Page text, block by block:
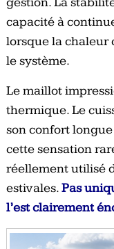
capacité à
lorsque la chaleur
le système.
Le maillot
thermique. Le
son confort
cette sensation
réellement utilisé
estivales.Pas
l’est clairement